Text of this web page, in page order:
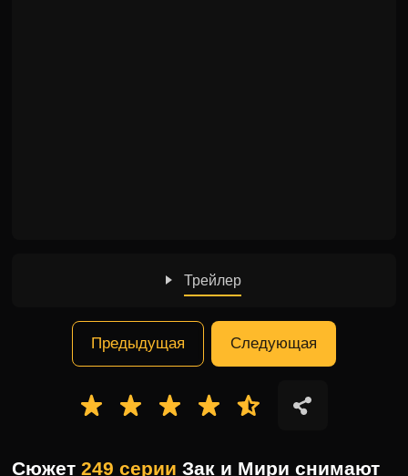
Трейлер
Предыдущая Следующая
Сюжет249 серии Зак и Мири снимают